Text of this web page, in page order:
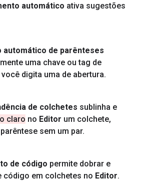
automático ativa sugestões
automático de parênteses
uma chave ou tag de
digita uma de abertura.
de colchetes sublinha e
claro no Editor um colchete,
sem um par.
de código permite dobrar e
código em colchetes no Editor.